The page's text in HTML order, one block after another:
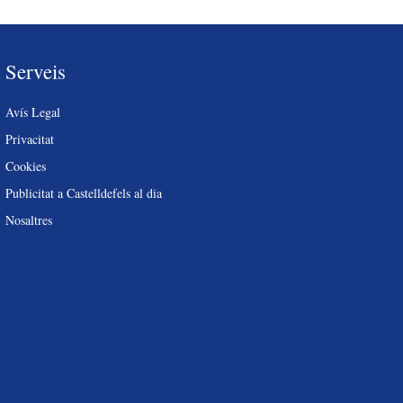
Serveis
Avís Legal
Privacitat
Cookies
Publicitat a Castelldefels al dia
Nosaltres